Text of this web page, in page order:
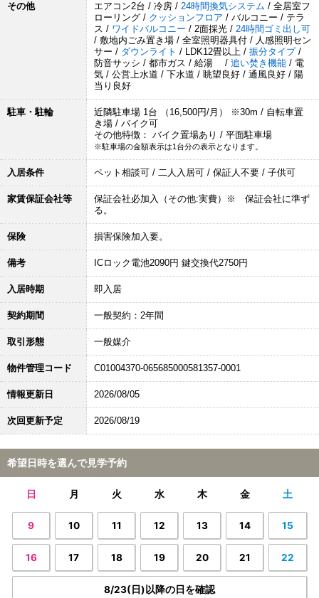
その他 エアコン2台 / 冷房 / 24時間換気システム / 全居室フ
ローリング / クッションフロア / バルコニー / テラ
ス / ワイドバルコニー / 2面採光 / 24時間ゴミ出し可
/ 敷地内ごみ置き場 / 全室照明器具付 / 人感照明セン
サー / ダウンライト / LDK12畳以上 / 振分タイプ /
防音サッシ / 都市ガス / 給湯 / 追い焚き機能 / 電
気 / 公営上水道 / 下水道 / 眺望良好 / 通風良好 / 陽
当り良好
駐車・駐輪
近隣駐車場 1台 （16,500円/月） ※30m / 自転車置
き場 / バイク可
その他特徴： バイク置場あり / 平面駐車場
※駐車場の金額表示は1台分の表示となります。
入居条件 ペット相談可 / 二人入居可 / 保証人不要 / 子供可
家賃保証会社等
保証会社必加入（その他:実費）※ 保証会社に準ず
る。
保険 損害保険加入要。
備考 ICロック電池2090円 鍵交換代2750円
入居時期 即入居
契約期間 一般契約：2年間
取引形態 一般媒介
物件管理コード C01004370-065685000581357-0001
情報更新日 2026/08/05
次回更新予定 2026/08/19
希望日時を選んで見学予約
日 月 火 水 木 金 土
9 10 11 12 13 14 15
16 17 18 19 20 21 22
8/23(日)以降の日を確認